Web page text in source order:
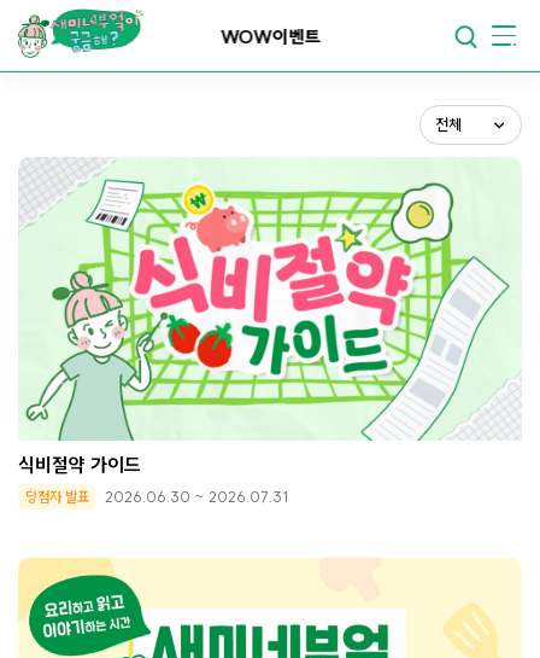
맛있어지는부엌
요리가쉬워지는
이벤트
전체
식비절약 가이드
당첨자 발표 2026.06.30 ~ 2026.07.31